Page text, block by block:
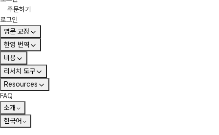
주문하기
로그인
영문 교정
한영 번역
비용
리서치 도구
Resources
FAQ
소개
한국어